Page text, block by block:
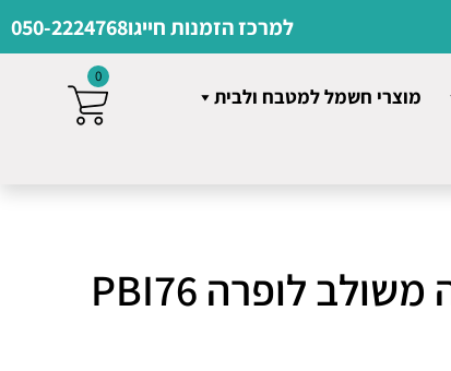
למרכז הזמנות חייגו050-2224768
מוצרי חשמל למטבח ולבית
תנור בישול ואפיה משולב לופרה PBI76
0